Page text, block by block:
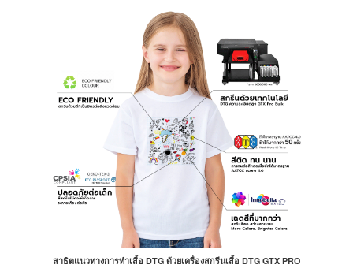
สาธิตแนวทางการทำเสื้อ DTG ด้วยเครื่องสกรีนเสื้อ DTG GTX PRO